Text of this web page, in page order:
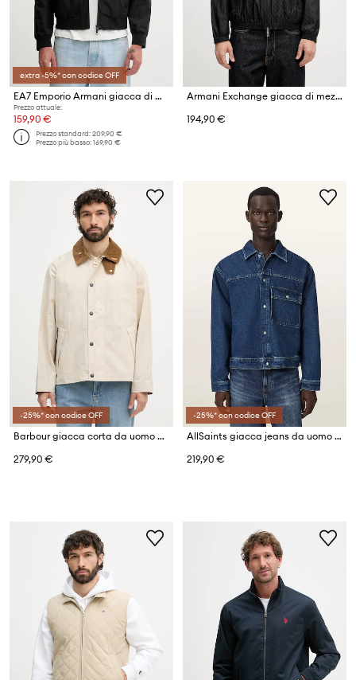
extra -5%* con codice OFF
EA7 Emporio Armani giacca di mezza stagione da uomo
Prezzo attuale:
159,90 €
Prezzo standard:209,90 €
Prezzo più basso:169,90 €
Armani Exchange giacca di mezza stagione da uomo
194,90 €
-25%* con codice OFF
Barbour giacca corta da uomo con cotone Icons
279,90 €
-25%* con codice OFF
AllSaints giacca jeans da uomo CAST
219,90 €